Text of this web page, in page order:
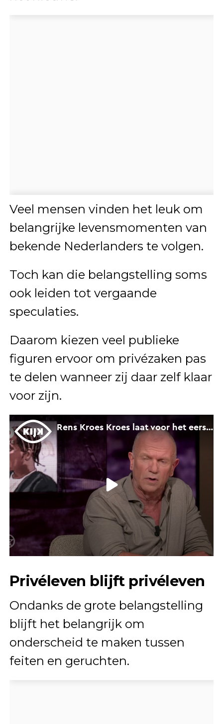
Veel mensen vinden het leuk om
belangrijke levensmomenten van
bekende Nederlanders te volgen.
Toch kan die belangstelling soms
ook leiden tot vergaande
speculaties.
Daarom kiezen veel publieke
figuren ervoor om privézaken pas
te delen wanneer zij daar zelf klaar
voor zijn.
Privéleven blijft privéleven
Ondanks de grote belangstelling
blijft het belangrijk om
onderscheid te maken tussen
feiten en geruchten.